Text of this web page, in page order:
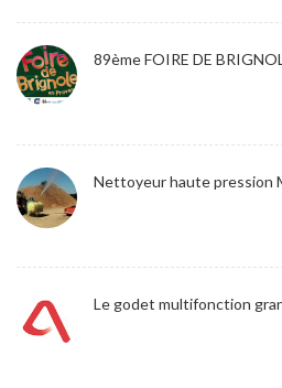
89ème FOIRE DE
Nettoyeur haute pression
Le godet multifonction